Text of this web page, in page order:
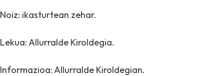
Noiz: ikasturtean zehar.
Lekua: Allurralde Kiroldegia.
Informazioa: Allurralde Kiroldegian.